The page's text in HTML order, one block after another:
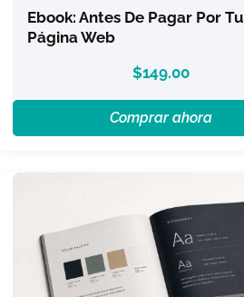
Ebook: Antes De Pagar Por Tu
Página Web
$149.00
Comprar ahora